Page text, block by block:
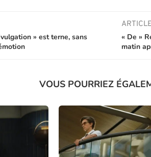
» est terne, sans
« De »
matin
VOUS POURRIEZ